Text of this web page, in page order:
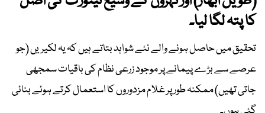
کا پتہ لگا لیا۔
تحقیق میں حاصل ہونے والے نئے شواہد بتاتے ہیں کہ یہ لکیریں (جو
عرصے سے بڑے پیمانے پر موجود زرعی نظام کی باقیات سمجھی
جاتی تھیں) ممکنہ طور پر غلام مزدوروں کا استعمال کرتے ہوئے بنائی